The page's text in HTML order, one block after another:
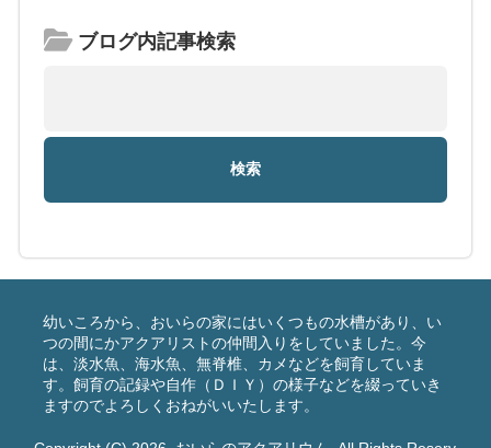
ブログ内記事検索
幼いころから、おいらの家にはいくつもの水槽があり、い
つの間にかアクアリストの仲間入りをしていました。今
は、淡水魚、海水魚、無脊椎、カメなどを飼育していま
す。飼育の記録や自作（ＤＩＹ）の様子などを綴っていき
ますのでよろしくおねがいいたします。